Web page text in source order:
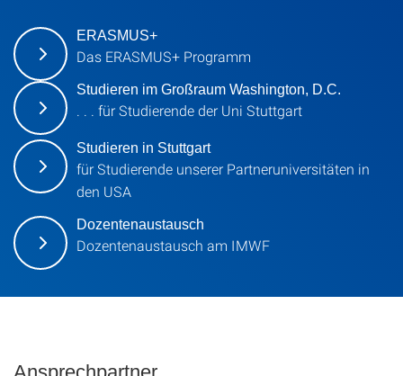
ERASMUS+
Das ERASMUS+ Programm
Studieren im Großraum Washington, D.C.
. . . für Studierende der Uni Stuttgart
Studieren in Stuttgart
für Studierende unserer Partneruniversitäten in
den USA
Dozentenaustausch
Dozentenaustausch am IMWF